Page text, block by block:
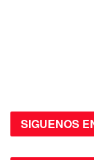
SIGUENOS